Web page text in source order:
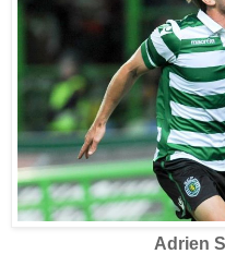
Adrien